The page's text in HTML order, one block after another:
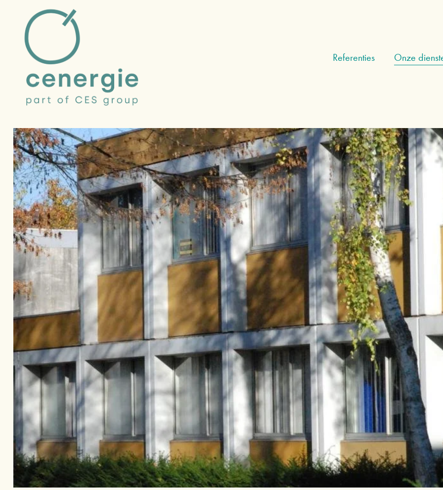
Referenties Onze